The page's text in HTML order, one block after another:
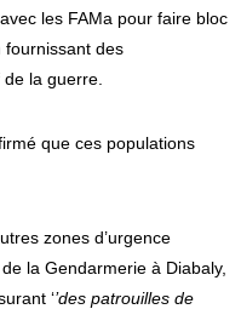
les FAMa pour faire bloc
des
la guerre.
que ces populations
zones d’urgence
la Gendarmerie à Diabaly,
‘’des patrouilles de